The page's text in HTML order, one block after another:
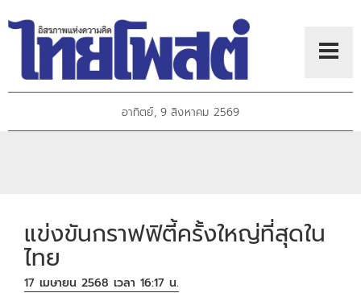
อาทิตย์, 9 สิงหาคม 2569
แข่งขันกราฟฟิตี้ครั้งใหญ่ที่สุดใน
ไทย
17 เมษายน 2568 เวลา 16:17 น.